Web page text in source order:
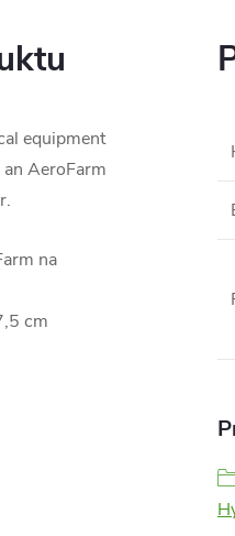
equipment
AeroFarm
na
cm